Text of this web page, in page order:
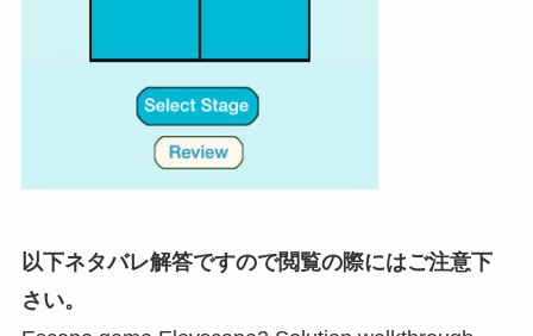
以下ネタバレ解答ですので閲覧の際にはご注意下
さい。